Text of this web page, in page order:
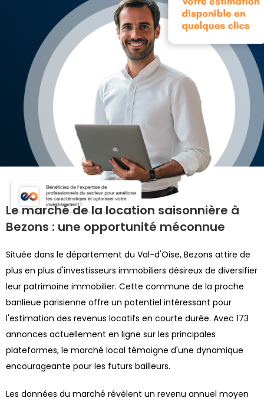
Le marché de la location saisonnière à
Bezons : une opportunité méconnue
Située dans le département du Val-d'Oise, Bezons attire de
plus en plus d'investisseurs immobiliers désireux de diversifier
leur patrimoine immobilier. Cette commune de la proche
banlieue parisienne offre un potentiel intéressant pour
l'estimation des revenus locatifs en courte durée. Avec 173
annonces actuellement en ligne sur les principales
plateformes, le marché local témoigne d'une dynamique
encourageante pour les futurs bailleurs.
Les données du marché révèlent un revenu annuel moyen